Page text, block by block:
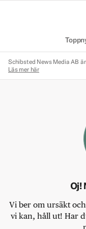
Schibsted News Media AB
Läs mer här
Oj!
Vi ber om ursäkt
vi kan, håll ut! Har